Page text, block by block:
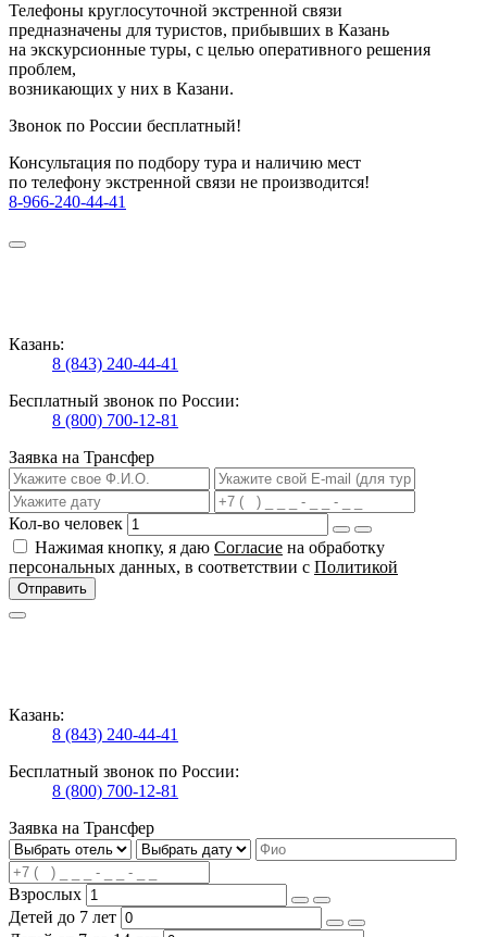
Телефоны круглосуточной экстренной связи
предназначены для туристов, прибывших в Казань
на экскурсионные туры, с целью оперативного решения
проблем,
возникающих у них в Казани.
Звонок по России бесплатный!
Консультация по подбору тура и наличию мест
по телефону экстренной связи не производится!
8-966-240-44-41
Казань:
8 (843) 240-44-41
Бесплатный звонок по России:
8 (800) 700-12-81
Заявка на Трансфер
Кол-во человек
Нажимая кнопку, я даю Согласие на обработку
персональных данных, в соответствии с Политикой
Отправить
Казань:
8 (843) 240-44-41
Бесплатный звонок по России:
8 (800) 700-12-81
Заявка на Трансфер
Взрослых
Детей до 7 лет